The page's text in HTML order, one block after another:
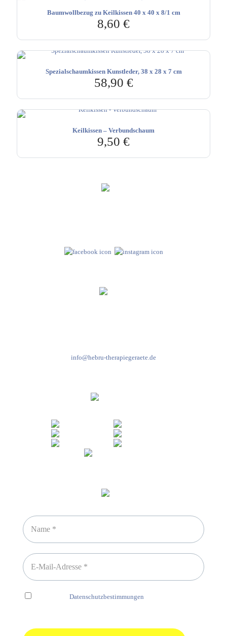
Baumwollbezug zu Keilkissen 40 x 40 x 8/1 cm
8,60 €
Spezialschaumkissen Kunstleder, 38 x 28 x 7 cm
58,90 €
Keilkissen – Verbundschaum
9,50 €
info@hebru-therapiegeraete.de
Datenschutzbestimmungen